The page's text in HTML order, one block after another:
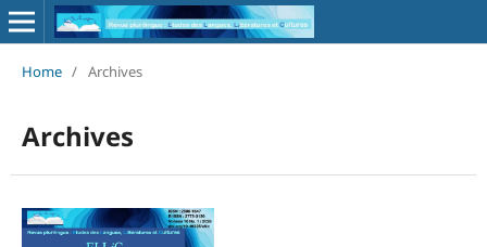
Home / Archives
Archives